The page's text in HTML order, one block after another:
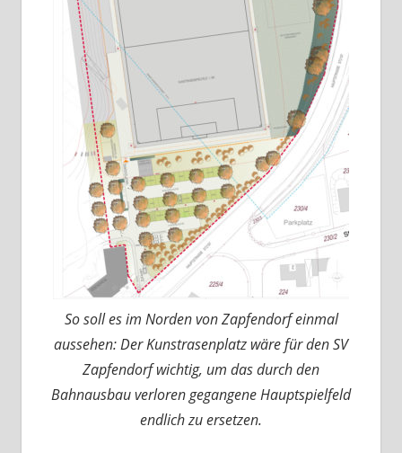
So soll es im Norden von Zapfendorf einmal
aussehen: Der Kunstrasenplatz wäre für den SV
Zapfendorf wichtig, um das durch den
Bahnausbau verloren gegangene Hauptspielfeld
endlich zu ersetzen.